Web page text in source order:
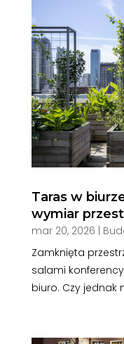
Taras w
wymiar
mar 20, 2026 |
Zamknięta
salami
biuro. Czy jednak